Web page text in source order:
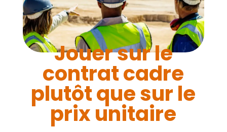
Jouer sur le
contrat cadre
plutôt que sur le
prix unitaire